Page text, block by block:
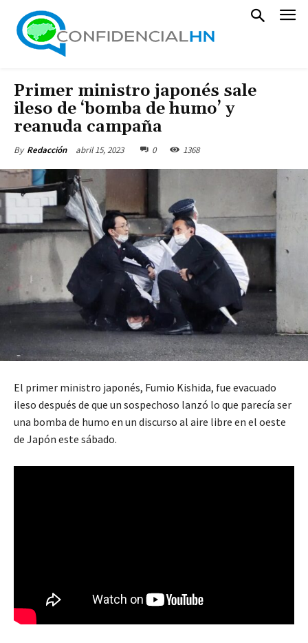
Primer ministro japonés sale
ileso de ‘bomba de humo’ y
reanuda campaña
By Redacción abril 15, 2023 0 1368
El primer ministro japonés, Fumio Kishida, fue evacuado
ileso después de que un sospechoso lanzó lo que parecía ser
una bomba de humo en un discurso al aire libre en el oeste
de Japón este sábado.